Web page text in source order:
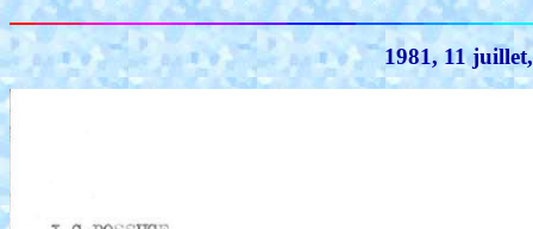
1981, 11